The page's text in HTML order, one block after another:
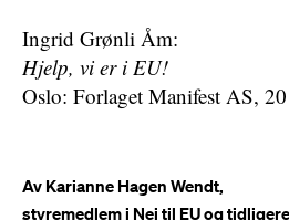
Ingrid Grønli Åm:
Hjelp, vi er i EU!
Oslo: Forlaget Manifest AS,
Av Karianne Hagen Wendt,
styremedlem i Nei til EU og